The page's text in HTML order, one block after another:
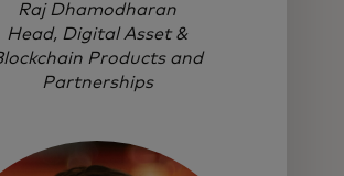
Raj Dhamodharan
Head, Digital Asset &
Products and
Partnerships